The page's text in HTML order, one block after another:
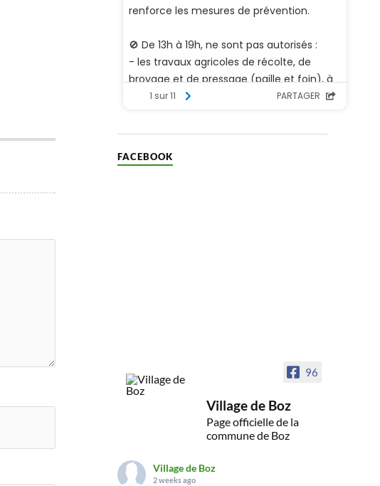
FACEBOOK
96
Village de Boz
Page officielle de la
commune de Boz
Village de Boz
2 weeks ago